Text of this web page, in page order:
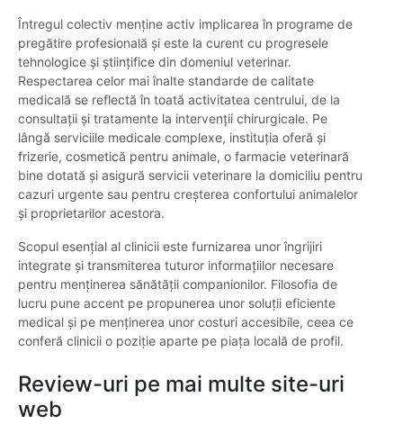
Întregul colectiv menține activ implicarea în programe de
pregătire profesională și este la curent cu progresele
tehnologice și științifice din domeniul veterinar.
Respectarea celor mai înalte standarde de calitate
medicală se reflectă în toată activitatea centrului, de la
consultații și tratamente la intervenții chirurgicale. Pe
lângă serviciile medicale complexe, instituția oferă și
frizerie, cosmetică pentru animale, o farmacie veterinară
bine dotată și asigură servicii veterinare la domiciliu pentru
cazuri urgente sau pentru creșterea confortului animalelor
și proprietarilor acestora.
Scopul esențial al clinicii este furnizarea unor îngrijiri
integrate și transmiterea tuturor informațiilor necesare
pentru menținerea sănătății companionilor. Filosofia de
lucru pune accent pe propunerea unor soluții eficiente
medical și pe menținerea unor costuri accesibile, ceea ce
conferă clinicii o poziție aparte pe piața locală de profil.
Review-uri pe mai multe site-uri
web